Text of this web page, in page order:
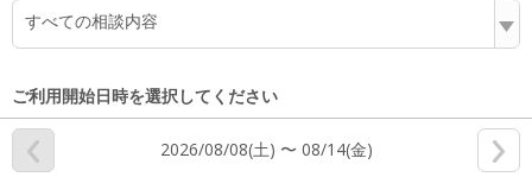
すべての相談内容
ご利用開始日時を選択してください
2026/08/08(土) 〜 08/14(金)